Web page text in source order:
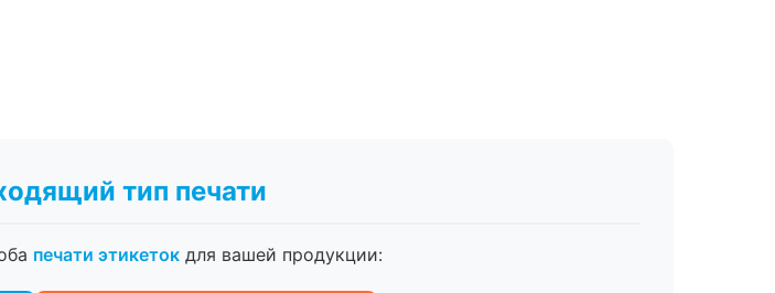
тип печати
печати этикетокдля вашей продукции: